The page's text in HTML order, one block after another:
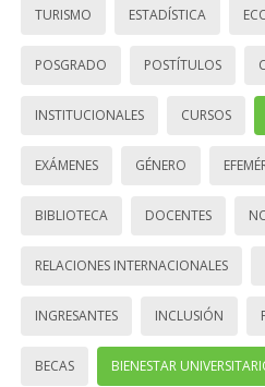
TURISMO ESTADÍSTICA
POSGRADO POSTÍTULOS
INSTITUCIONALES CURSOS
EXÁMENES GÉNERO
BIBLIOTECA DOCENTES
RELACIONES INTERNACIONALES
INGRESANTES INCLUSIÓN
BECAS BIENESTAR